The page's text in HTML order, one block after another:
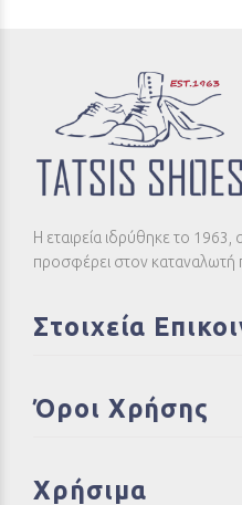
Η εταιρεία ιδρύθηκε το 1963,
προσφέρει στον καταναλωτή
Στοιχεία
Όροι Χρήσης
Χρήσιμα